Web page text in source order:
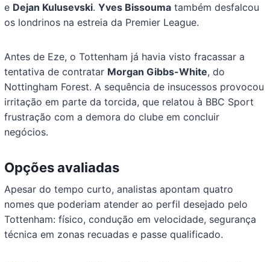
e Dejan Kulusevski.Yves Bissouma também desfalcou
os londrinos na estreia da Premier League.
Antes de Eze, o Tottenham já havia visto fracassar a
tentativa de contratar Morgan Gibbs-White, do
Nottingham Forest. A sequência de insucessos provocou
irritação em parte da torcida, que relatou à BBC Sport
frustração com a demora do clube em concluir
negócios.
Opções avaliadas
Apesar do tempo curto, analistas apontam quatro
nomes que poderiam atender ao perfil desejado pelo
Tottenham: físico, condução em velocidade, segurança
técnica em zonas recuadas e passe qualificado.